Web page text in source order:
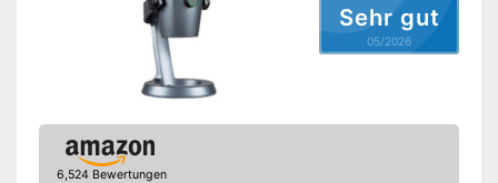
Amazon Lieferzeit
siehe Anbieter
Sehr gut
05/2026
6,524 Bewertungen